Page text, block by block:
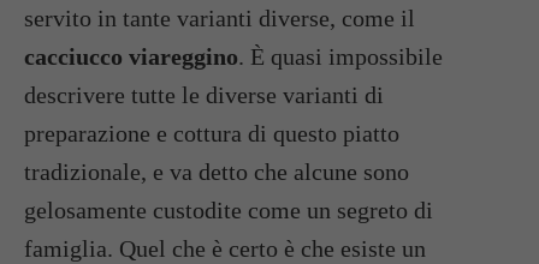
servito in tante varianti diverse, come il
cacciucco viareggino. È quasi impossibile
descrivere tutte le diverse varianti di
preparazione e cottura di questo piatto
tradizionale, e va detto che alcune sono
gelosamente custodite come un segreto di
famiglia. Quel che è certo è che esiste un